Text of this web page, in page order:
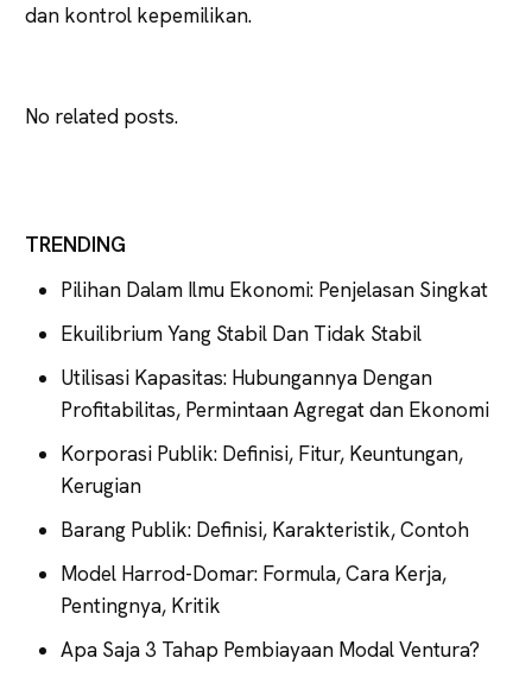
dan kontrol kepemilikan.
No related posts.
TRENDING
Pilihan Dalam Ilmu Ekonomi: Penjelasan Singkat
Ekuilibrium Yang Stabil Dan Tidak Stabil
Utilisasi Kapasitas: Hubungannya Dengan
Profitabilitas, Permintaan Agregat dan Ekonomi
Korporasi Publik: Definisi, Fitur, Keuntungan,
Kerugian
Barang Publik: Definisi, Karakteristik, Contoh
Model Harrod-Domar: Formula, Cara Kerja,
Pentingnya, Kritik
Apa Saja 3 Tahap Pembiayaan Modal Ventura?